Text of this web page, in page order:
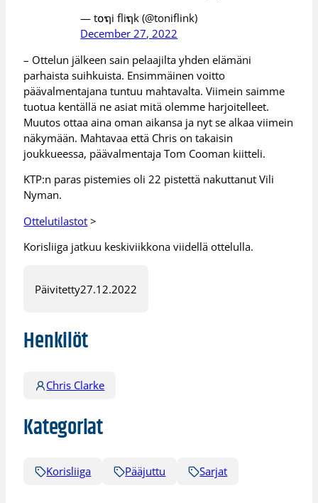
— t໐ຖi fliຖk (@toniflink)
December 27, 2022
– Ottelun jälkeen sain pelaajilta yhden elämäni
parhaista suihkuista. Ensimmäinen voitto
päävalmentajana tuntuu mahtavalta. Viimein saimme
tuotua kentällä ne asiat mitä olemme harjoitelleet.
Muutos ottaa aina oman aikansa ja nyt se alkaa viimein
näkymään. Mahtavaa että Chris on takaisin
joukkueessa, päävalmentaja Tom Cooman kiitteli.
KTP:n paras pistemies oli 22 pistettä nakuttanut Vili
Nyman.
Ottelutilastot >
Korisliiga jatkuu keskiviikkona viidellä ottelulla.
Päivitetty27.12.2022
Henkilöt
Chris Clarke
Kategoriat
Korisliiga Pääjuttu Sarjat